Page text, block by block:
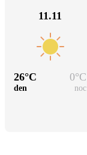
11.11
26°C 0°C
den noc